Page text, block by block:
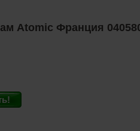
Atomic Франция